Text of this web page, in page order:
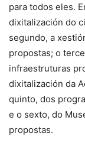
para todos eles.
dixitalización do
segundo, a
propostas; o
infraestruturas
dixitalización da
quinto, dos
e o sexto, do
propostas.